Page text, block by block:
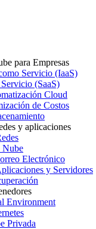
para Empresas
Servicio (IaaS)
(SaaS)
Cloud
de Costos
y aplicaciones
Nube
Electrónico
y Servidores
Environment
Privada